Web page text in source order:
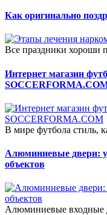
Как оригинально
Все праздники хороши
Интернет магазин
В мире футбола стиль,
Алюминиевые двери:
объектов
Алюминиевые входные